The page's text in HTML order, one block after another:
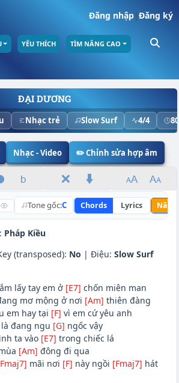
Đăng nhập|Đăng ký
YÊU THÍCH TÌM NÂNG CAO
ĐẠI DƯƠNG
Nhạc trẻ Slow Surf 4/4
Nhạc - Video ✏️ Chỉnh sửa hợp âm
Tone gốc:C Chords Lyrics Nâng
Pháp Kiều
(transposed): No | Điệu: Slow Surf
lấy tay em ở [E7] chốn miên man
mơ mộng ở nơi [Am] thiên đàng
em hay tại [F] vì em cứ yêu anh
đang ngu [G] ngốc vậy
ta vào [E7] trong chiếc lá
[Am] đông đi qua
mãi nơi [F] này ngồi [Fmaj7] hát